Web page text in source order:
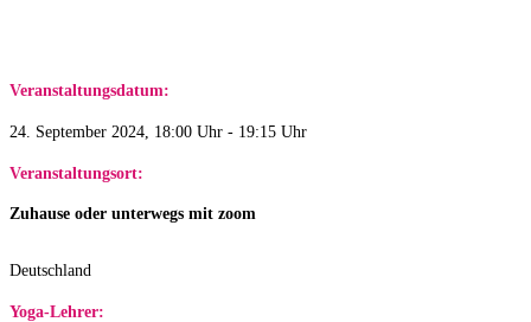
Veranstaltungsdatum:
24. September 2024, 18:00 Uhr - 19:15 Uhr
Veranstaltungsort:
Zuhause oder unterwegs mit zoom
Deutschland
Yoga-Lehrer: